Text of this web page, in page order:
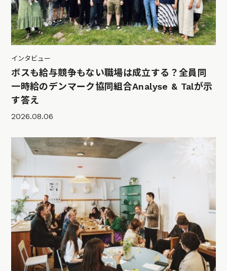
インタビュー
ボスも給与競争もない職場は成立する？全員同
一時給のデンマーク協同組合Analyse & Talが示
す答え
2026.08.06